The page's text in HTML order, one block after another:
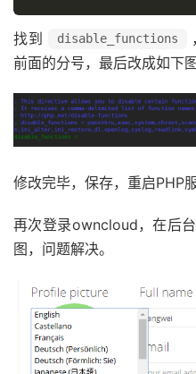
找到 disable_functions
前面的分号，最后改成如下图
修改完毕，保存，重启PHP服
再次登录owncloud，在后
图，问题解决。